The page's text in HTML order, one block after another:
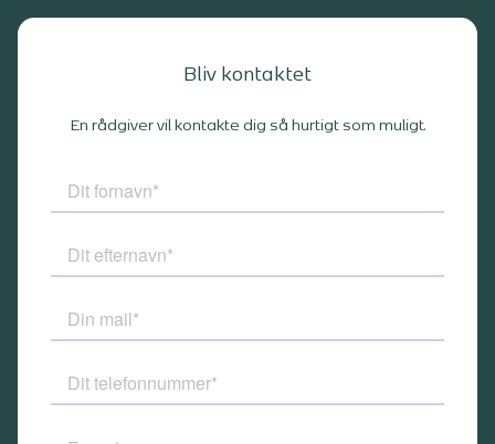
Bliv kontaktet
En rådgiver vil kontakte dig så hurtigt som muligt.